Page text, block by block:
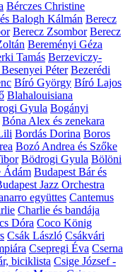
Bérczes Christine
Balogh Kálmán Berecz
Berecz Zsombor Berecz
Bereményi Géza
Tamás Berzeviczy-
Besenyei Péter Bezerédi
Bíró György Bíró Lajos
Blahalouisiana
Gyula Bogányi
Bóna Alex és zenekara
Bordás Dorina Boros
Bozó Andrea és Szőke
Bödrogi Gyula Bölöni
Ádám Budapest Bár és
Jazz Orchestra
együttes Cantemus
Charlie és bandája
Dóra Coco König
Csák László Csákvári
Csepregi Éva Cserna
biciklista Csige József -